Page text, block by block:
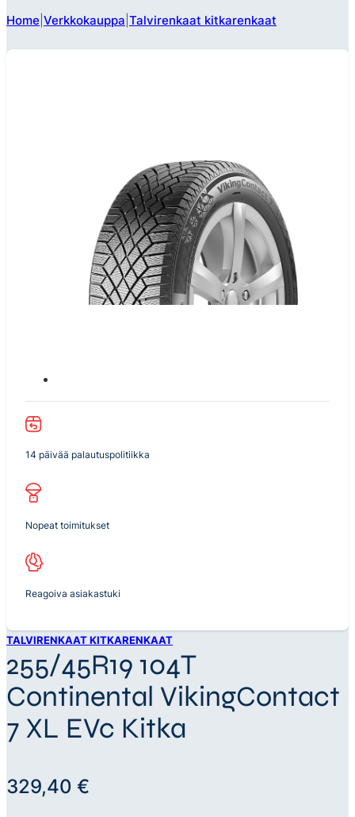
Home Verkkokauppa Talvirenkaat kitkarenkaat
14 päivää palautuspolitiikka
Nopeat toimitukset
Reagoiva asiakastuki
TALVIRENKAAT KITKARENKAAT
255/45R19 104T
Continental VikingContact
7 XL EVc Kitka
329,40 €